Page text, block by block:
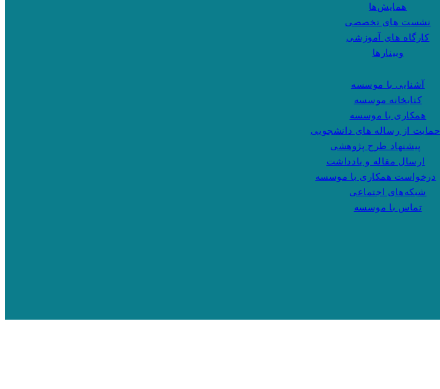
همایش‌ها
نشست های تخصصی
کارگاه های آموزشی
وبینارها
آشنایی با موسسه
کتابخانه موسسه
همکاری با موسسه
حمایت از رساله های دانشجویی
پیشنهاد طرح پژوهشی
ارسال مقاله و یادداشت
درخواست همکاری با موسسه
شبکه‌های اجتماعی
تماس با موسسه